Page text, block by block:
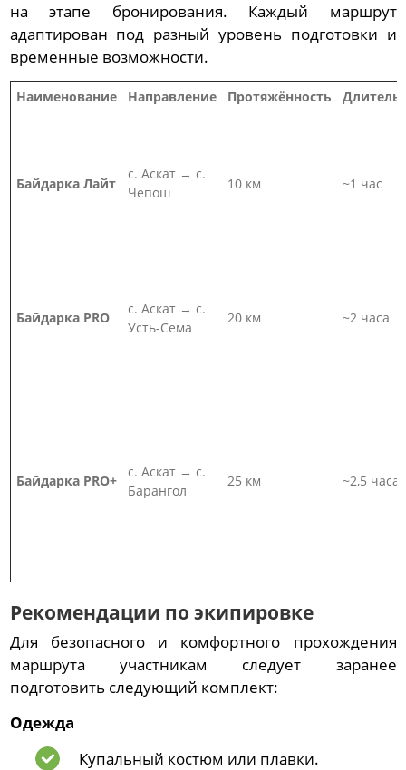
на этапе бронирования. Каждый маршрут
адаптирован под разный уровень подготовки и
временные возможности.
Наименование Направление Протяжённость
Байдарка Лайт
с. Аскат → с.
Чепош
10 км ~1 час
Байдарка PRO
с. Аскат → с.
Усть-Сема
20 км ~2 часа
Байдарка PRO+
с. Аскат → с.
Барангол
25 км ~2,5 часа
Рекомендации по экипировке
Для безопасного и комфортного прохождения
маршрута участникам следует заранее
подготовить следующий комплект:
Одежда
Купальный костюм или плавки.